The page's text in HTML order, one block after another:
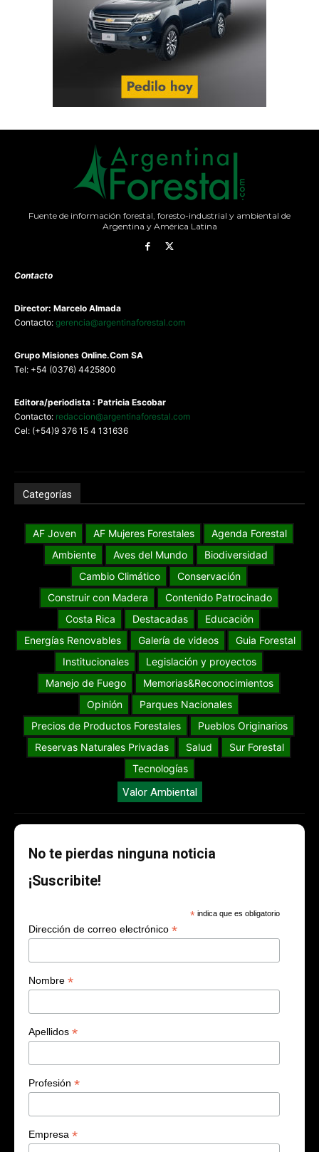
Fuente de información forestal, foresto-industrial y ambiental de
Argentina y América Latina
Contacto
Director: Marcelo Almada
Contacto: gerencia@argentinaforestal.com
Grupo Misiones Online.Com SA
Tel: +54 (0376) 4425800
Editora/periodista : Patricia Escobar
Contacto: redaccion@argentinaforestal.com
Cel: (+54)9 376 15 4 131636
Categorías
AF Joven AF Mujeres Forestales
Agenda Forestal
Ambiente
Aves del Mundo
Biodiversidad
Cambio Climático
Conservación
Construir con Madera
Contenido Patrocinado
Costa Rica
Destacadas
Educación
Energías Renovables
Galería de videos
Guia Forestal
Institucionales
Legislación y proyectos
Manejo de Fuego
Memorias&Reconocimientos
Opinión
Parques Nacionales
Precios de Productos Forestales
Pueblos Originarios
Reservas Naturales Privadas
Salud
Sur Forestal
Tecnologías
Valor Ambiental
No te pierdas ninguna noticia
¡Suscribite!
* indica que es obligatorio
Dirección de correo electrónico *
Nombre *
Apellidos *
Profesión *
Empresa *